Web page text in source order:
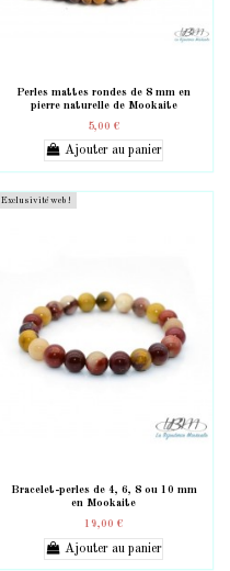
Perles mattes rondes de 8 mm en
pierre naturelle de Mookaite
5,00 €
Ajouter au panier
Exclusivité web !
Bracelet-perles de 4, 6, 8 ou 10 mm
en Mookaite
19,00 €
Ajouter au panier